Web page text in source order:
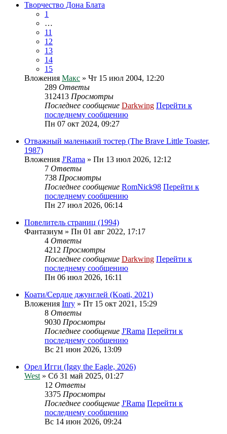
Творчество Дона Блата
1
…
11
12
13
14
15
Вложения Макс » Чт 15 июл 2004, 12:20
289 Ответы
312413 Просмотры
Последнее сообщение Darkwing Перейти к
последнему сообщению
Пн 07 окт 2024, 09:27
Отважный маленький тостер (The Brave Little Toaster,
1987)
Вложения J'Rama » Пн 13 июл 2026, 12:12
7 Ответы
738 Просмотры
Последнее сообщение RomNick98 Перейти к
последнему сообщению
Пн 27 июл 2026, 06:14
Повелитель страниц (1994)
Фантазиум » Пн 01 авг 2022, 17:17
4 Ответы
4212 Просмотры
Последнее сообщение Darkwing Перейти к
последнему сообщению
Пн 06 июл 2026, 16:11
Коати/Сердце джунглей (Koati, 2021)
Вложения Inry » Пт 15 окт 2021, 15:29
8 Ответы
9030 Просмотры
Последнее сообщение J'Rama Перейти к
последнему сообщению
Вс 21 июн 2026, 13:09
Орел Игги (Iggy the Eagle, 2026)
West » Сб 31 май 2025, 01:27
12 Ответы
3375 Просмотры
Последнее сообщение J'Rama Перейти к
последнему сообщению
Вс 14 июн 2026, 09:24